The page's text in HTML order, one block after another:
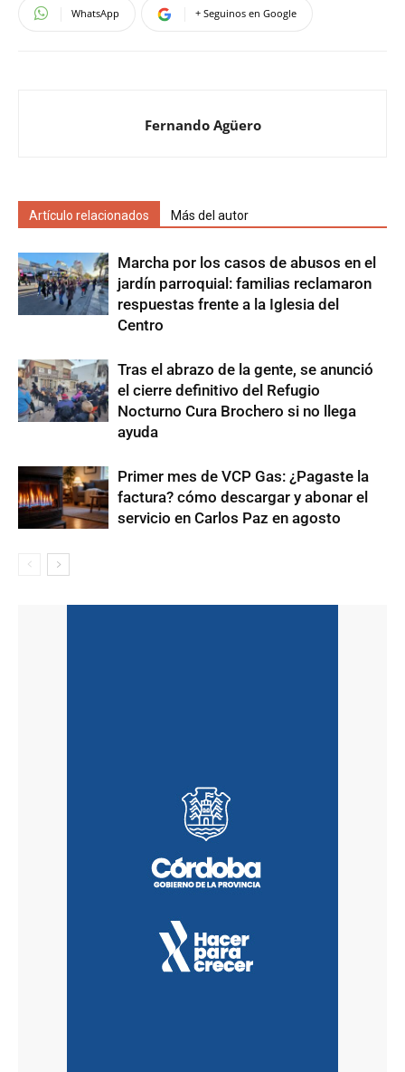
WhatsApp + Seguinos en Google
Fernando Agüero
Artículo relacionados Más del autor
Marcha por los casos de abusos en el
jardín parroquial: familias reclamaron
respuestas frente a la Iglesia del
Centro
Tras el abrazo de la gente, se anunció
el cierre definitivo del Refugio
Nocturno Cura Brochero si no llega
ayuda
Primer mes de VCP Gas: ¿Pagaste la
factura? cómo descargar y abonar el
servicio en Carlos Paz en agosto